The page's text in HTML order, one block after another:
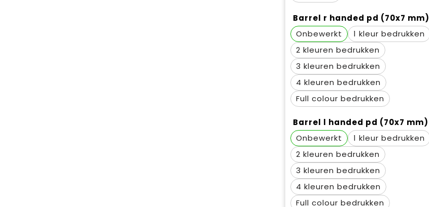
Barrel r handed pd (70x7 mm)
Onbewerkt
1
2
3
4
Full colour
Barrel l handed pd (70x7 mm)
Onbewerkt
1
2
3
4
Full colour